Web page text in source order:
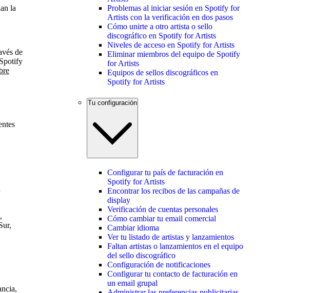
la
de
Problemas al iniciar sesión en Spotify for
Artists con la verificación en dos pasos
Cómo unirte a otro artista o sello
discográfico en Spotify for Artists
Niveles de acceso en Spotify for Artists
Eliminar miembros del equipo de Spotify
for Artists
Equipos de sellos discográficos en
Spotify for Artists
Tu configuración
Configurar tu país de facturación en
Spotify for Artists
Encontrar los recibos de las campañas de
display
Verificación de cuentas personales
Cómo cambiar tu email comercial
Cambiar idioma
Ver tu listado de artistas y lanzamientos
Faltan artistas o lanzamientos en el equipo
del sello discográfico
Configuración de notificaciones
Configurar tu contacto de facturación en
un email grupal